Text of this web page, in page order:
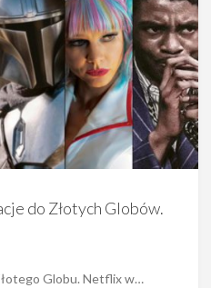
do Złotych Globów.
Globu. Netflix w…